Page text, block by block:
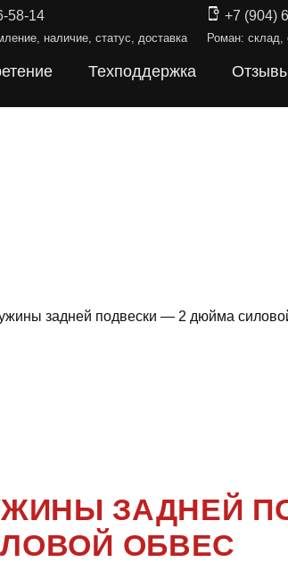
58-14
наличие, статус, доставка
+7 (904)
Роман: склад,
Техподдержка
задней подвески — 2 дюйма
ЗАДНЕЙ
ОБВЕС